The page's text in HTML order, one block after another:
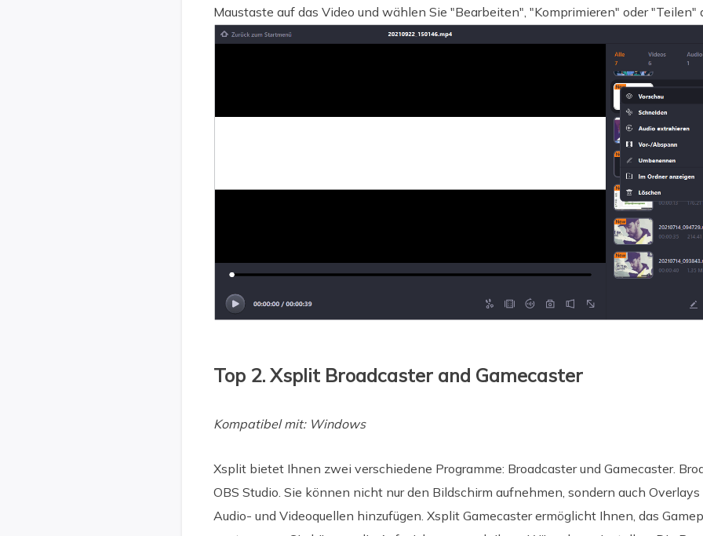
Maustaste auf das Video und wählen Sie "Bearbeiten", "Komprimieren" oder "Teilen"
Top 2. Xsplit Broadcaster and Gamecaster
Kompatibel mit: Windows
Xsplit bietet Ihnen zwei verschiedene Programme: Broadcaster und Gamecaster.
OBS Studio. Sie können nicht nur den Bildschirm aufnehmen, sondern auch
Audio- und Videoquellen hinzufügen. Xsplit Gamecaster ermöglicht Ihnen, das